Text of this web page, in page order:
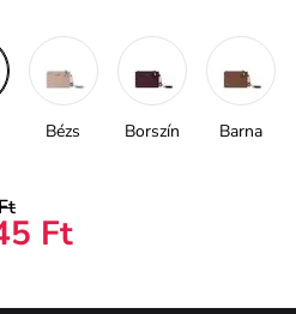
Bézs Borszín Barna
Ft